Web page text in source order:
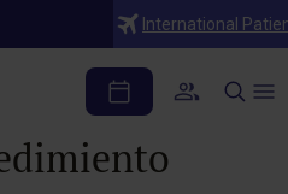
International
Beneficios,